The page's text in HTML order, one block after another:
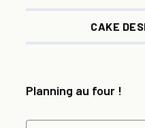
CAKE
Planning au four !